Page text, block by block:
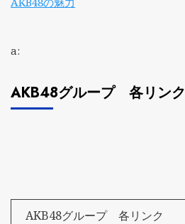
a:
AKB48グループ 各リンク
AKB48グループ 各リンク